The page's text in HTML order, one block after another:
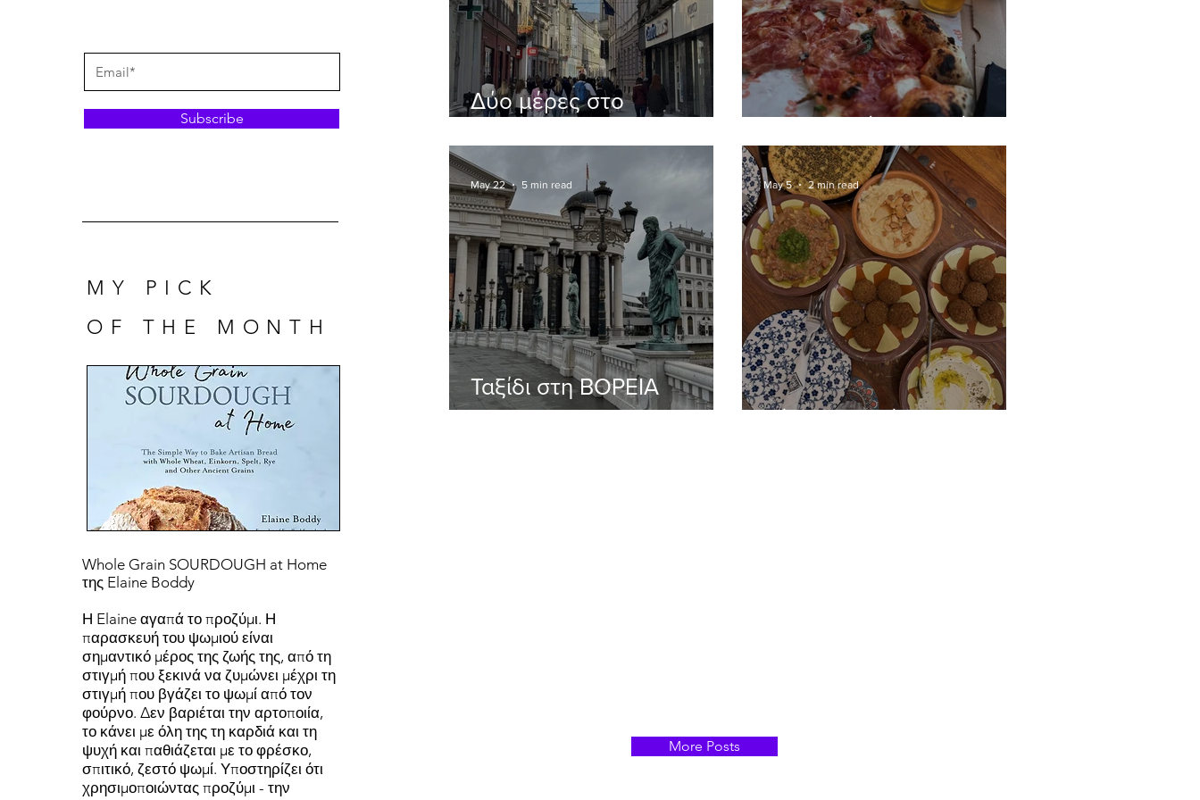
Subscribe
MY PICK
OF THE MONTH
Whole Grain SOURDOUGH at Home
της Elaine Boddy
Η Elaine αγαπά το προζύμι. Η
παρασκευή του ψωμιού είναι
σημαντικό μέρος της ζωής της, από τη
στιγμή που ξεκινά να ζυμώνει μέχρι τη
στιγμή που βγάζει το ψωμί από τον
φούρνο. Δεν βαριέται την αρτοποιία,
το κάνει με όλη της τη καρδιά και τη
ψυχή και παθιάζεται με το φρέσκο,
σπιτικό, ζεστό ψωμί. Υποστηρίζει ότι
χρησιμοποιώντας προζύμι - την
Δύο μέρες στο
HERZEGOVINA
Ταξίδι στη ΒΟΡΕΙΑ
May 22 5 min read May 5 2 min read
More Posts